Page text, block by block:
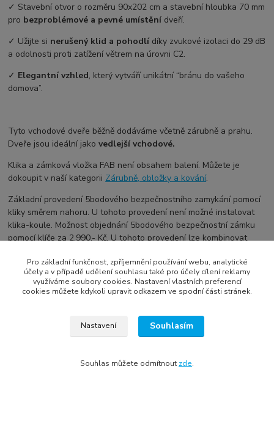
✓ Stavební otvor o rozměru 90x202 cm a stavební hloubka 70 mm
pro bezproblémové a pevné umístění dveří.
✓ Užijte si nerušený klid a pohodlí díky zvukové izolaci do 29 dB
a odolnosti proti zatížení větrem na úrovni C2.
✓ Elegantní vzhled, který vytváří unikátní “bránu do vašeho
domova”.
Tyto vchodové dveře běžně dodáváme včetně zárubně a prahu.
Dveře jsou ideální jakovedlejší vchodové.
Klika a zámková vložka FAB není obsahem balení. Můžete je
dokoupit v naší kategorii Zárubně, obložky a kování.
Základní provedení 5bodového bezpečnostního zamykání pomocí
kliky směrem nahoru. U tohoto provedení není možné instalovat
klika-koule. Možnost objednání 5bodového bezpečnostní zámku
pomocí klíče za 2.990,- Kč. U tohoto provedení lze kombinovat
Chceme vás informovat, že dveře nejsou vyvrtány pro madla a
která vám pomůže s montáží, nebo se sami postarat o zakoupené
kování a provést montáž individuálně. Montážní firmu si zákazník
Pro základní funkčnost, zpříjemnění používání webu, analytické
účely a v případě udělení souhlasu také pro účely cílení reklamy
využíváme soubory cookies. Nastavení vlastních preferencí
cookies můžete kdykoli upravit odkazem ve spodní části stránek.
Nastavení Souhlasím
Souhlas můžete odmítnout zde.